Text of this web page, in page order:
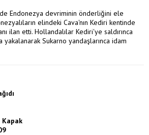
Endonezya devriminin önderliğini ele
elindeki Cava'nın Kediri kentinde
ilan etti. Hollandalılar Kediri'ye saldırınca
yakalanarak Sukarno yandaşlarınca idam